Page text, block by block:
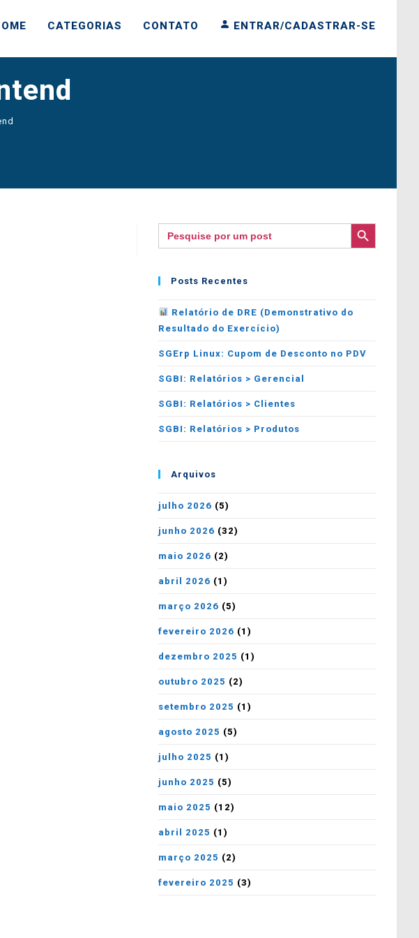
CATEGORIAS CONTATO ENTRAR/CADASTRAR-SE
Search
for:
SEARCH BUTTON
Posts Recentes
Relatório de DRE (Demonstrativo do
Resultado do Exercício)
SGErp Linux: Cupom de Desconto no PDV
SGBI: Relatórios > Gerencial
SGBI: Relatórios > Clientes
SGBI: Relatórios > Produtos
Arquivos
julho 2026 (5)
junho 2026 (32)
maio 2026 (2)
abril 2026 (1)
março 2026 (5)
fevereiro 2026 (1)
dezembro 2025 (1)
outubro 2025 (2)
setembro 2025 (1)
agosto 2025 (5)
julho 2025 (1)
junho 2025 (5)
maio 2025 (12)
abril 2025 (1)
março 2025 (2)
fevereiro 2025 (3)